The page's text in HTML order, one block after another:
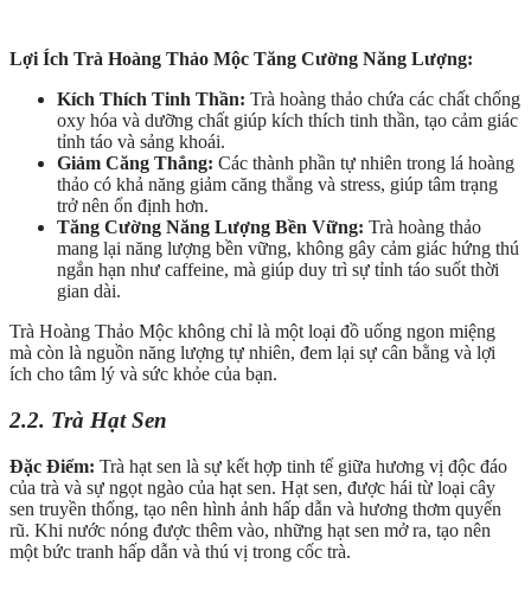
Lợi Ích Trà Hoàng Thảo Mộc Tăng Cường Năng Lượng:
Kích Thích Tinh Thần: Trà hoàng thảo chứa các chất chống
oxy hóa và dưỡng chất giúp kích thích tinh thần, tạo cảm giác
tỉnh táo và sảng khoái.
Giảm Căng Thẳng: Các thành phần tự nhiên trong lá hoàng
thảo có khả năng giảm căng thẳng và stress, giúp tâm trạng
trở nên ổn định hơn.
Tăng Cường Năng Lượng Bền Vững: Trà hoàng thảo
mang lại năng lượng bền vững, không gây cảm giác hứng thú
ngắn hạn như caffeine, mà giúp duy trì sự tỉnh táo suốt thời
gian dài.
Trà Hoàng Thảo Mộc không chỉ là một loại đồ uống ngon miệng
mà còn là nguồn năng lượng tự nhiên, đem lại sự cân bằng và lợi
ích cho tâm lý và sức khỏe của bạn.
2.2. Trà Hạt Sen
Đặc Điểm: Trà hạt sen là sự kết hợp tinh tế giữa hương vị độc đáo
của trà và sự ngọt ngào của hạt sen. Hạt sen, được hái từ loại cây
sen truyền thống, tạo nên hình ảnh hấp dẫn và hương thơm quyến
rũ. Khi nước nóng được thêm vào, những hạt sen mở ra, tạo nên
một bức tranh hấp dẫn và thú vị trong cốc trà.